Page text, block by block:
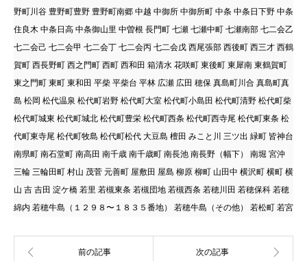
野町川谷 豊野町豊野 豊野町南郷 中越 中御所 中御所町 中条 中条日下野 中条
住良木 中条日高 中条御山里 中曽根 長門町 七瀬 七瀬中町 七瀬南部 七二会乙
七二会己 七二会甲 七二会丁 七二会丙 七二会戊 西尾張部 西後町 西三才 西鶴
賀町 西長野町 西之門町 西町 西和田 箱清水 花咲町 東後町 東犀南 東鶴賀町
東之門町 東町 東和田 平柴 平柴台 平林 広瀬 広田 穂保 真島町川合 真島町真
島 松岡 松代温泉 松代町岩野 松代町大室 松代町小島田 松代町清野 松代町柴
松代町城東 松代町城北 松代町豊栄 松代町西条 松代町西寺尾 松代町東条 松
代町東寺尾 松代町牧島 松代町松代 大豆島 檀田 みこと川 三ツ出 緑町 皆神台
南県町 南石堂町 南高田 南千歳 南千歳町 南長池 南長野（幅下） 南堀 宮沖
三輪 三輪田町 村山 茂菅 元善町 屋敷田 屋島 柳原 柳町 山田中 横沢町 横町 横
山 吉 吉田 淀ケ橋 若里 若槻東条 若槻団地 若槻西条 若穂川田 若穂保科 若穂
綿内 若穂牛島（１２９８〜１８３５番地） 若穂牛島（その他） 若松町 若宮